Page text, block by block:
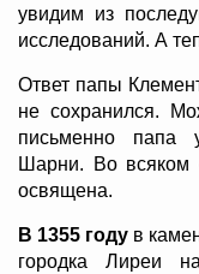
увидим из
исследований. А
Ответ папы
не сохранился.
письменно папа
Шарни. Во всяком
освящена.
В 1355 году в
городка Лиреи